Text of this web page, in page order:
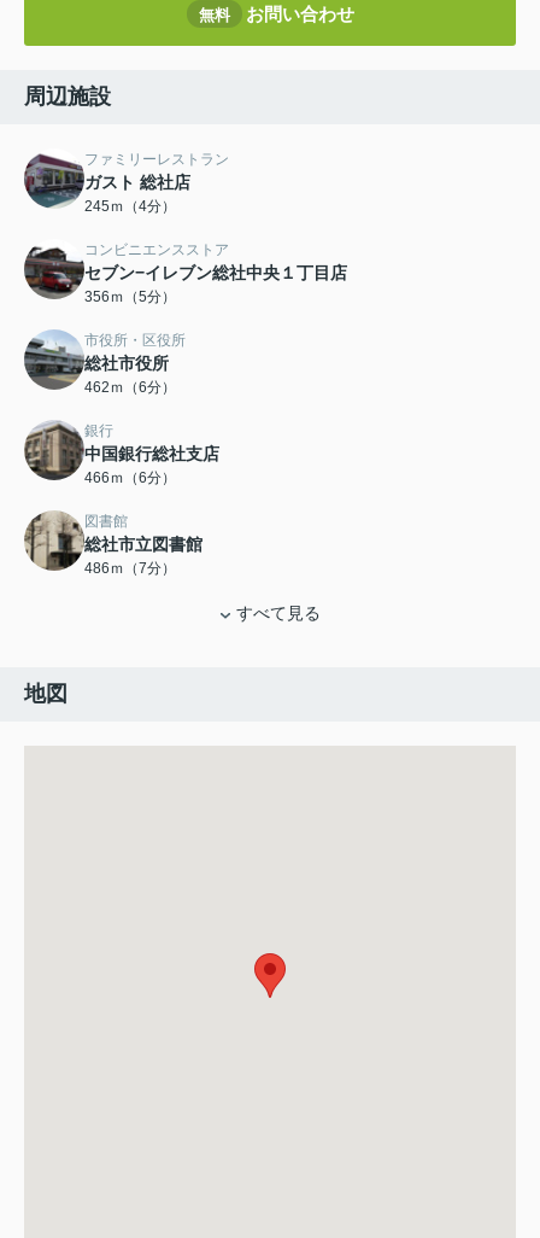
無料 お問い合わせ
周辺施設
ファミリーレストラン
ガスト 総社店
245ｍ（4分）
コンビニエンスストア
セブン−イレブン総社中央１丁目店
356ｍ（5分）
市役所・区役所
総社市役所
462ｍ（6分）
銀行
中国銀行総社支店
466ｍ（6分）
図書館
総社市立図書館
486ｍ（7分）
すべて見る
地図